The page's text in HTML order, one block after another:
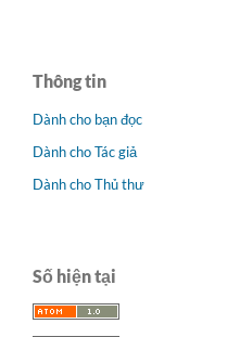
Thông tin
Dành cho bạn đọc
Dành cho Tác giả
Dành cho Thủ thư
Số hiện tại